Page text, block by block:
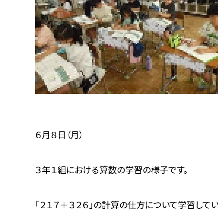
６月８日（月）
３年１組における算数の学習の様子です。
「２１７＋３２６」の計算の仕方について学習して